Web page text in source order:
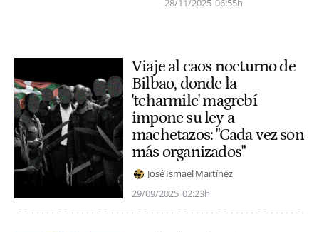
28/11/2025 06:55h
Viaje al caos nocturno de
Bilbao, donde la
'tcharmile' magrebí
impone su ley a
machetazos: "Cada vez son
más organizados"
José Ismael Martínez
29/09/2025 02:23h